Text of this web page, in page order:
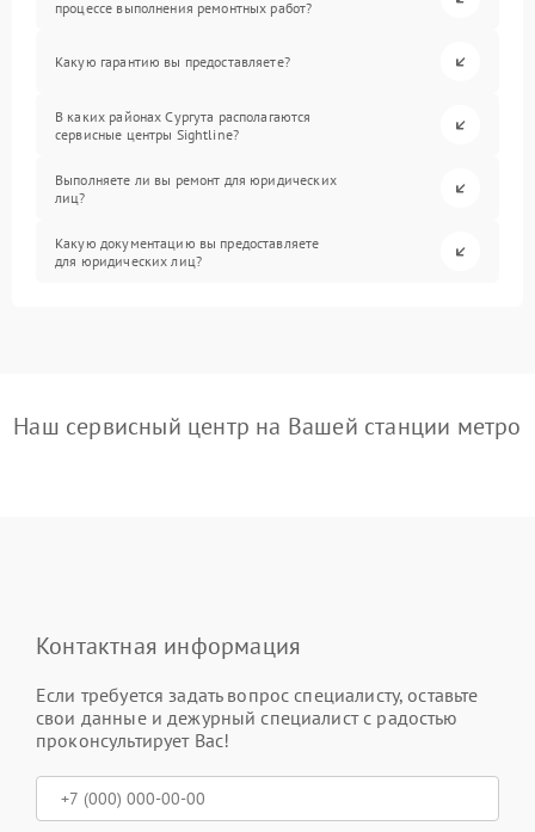
процессе выполнения ремонтных работ?
Какую гарантию вы предоставляете?
В каких районах Сургута располагаются
сервисные центры Sightline?
Выполняете ли вы ремонт для юридических
лиц?
Какую документацию вы предоставляете
для юридических лиц?
Наш сервисный центр на Вашей станции метро
Контактная информация
Если требуется задать вопрос специалисту, оставьте
свои данные и дежурный специалист с радостью
проконсультирует Вас!